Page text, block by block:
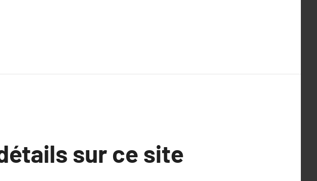
sur ce site